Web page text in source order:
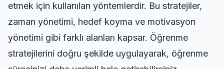
etmek için kullanılan yöntemlerdir. Bu stratejiler,
zaman yönetimi, hedef koyma ve motivasyon
yönetimi gibi farklı alanları kapsar. Öğrenme
stratejilerini doğru şekilde uygulayarak, öğrenme